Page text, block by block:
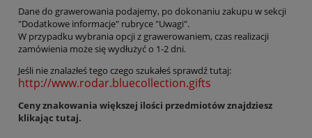
Dane do grawerowania podajemy, po dokonaniu zakupu w sekcji
"Dodatkowe informacje" rubryce "Uwagi".
W przypadku wybrania opcji z grawerowaniem, czas realizacji
zamówienia może się wydłużyć o 1-2 dni.
Jeśli nie znalazłeś tego czego szukałeś sprawdź tutaj:
http://www.rodar.bluecollection.gifts
Ceny znakowania większej ilości przedmiotów znajdziesz
klikając tutaj.